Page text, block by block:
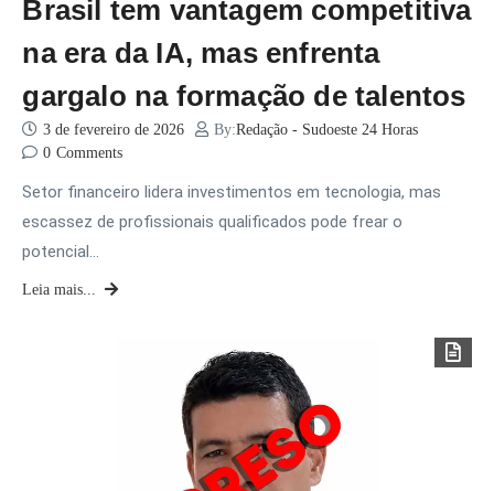
Brasil tem vantagem competitiva
na era da IA, mas enfrenta
gargalo na formação de talentos
3 de fevereiro de 2026 By:Redação - Sudoeste 24 Horas
0 Comments
Setor financeiro lidera investimentos em tecnologia, mas
escassez de profissionais qualificados pode frear o
potencial…
Leia mais...